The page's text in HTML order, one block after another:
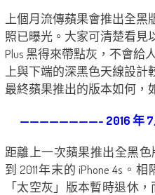
上個月流傳蘋果會推出全黑
照已曝光。大家可清楚看見
Plus 黑得來帶點灰，不會給
上與下端的深黑色天線設
最終蘋果推出的版本如何，
————————- 2016 年
距離上一次蘋果推出全黑色
到 2011年末的 iPhone 4s。
「太空灰」版本暫時退休